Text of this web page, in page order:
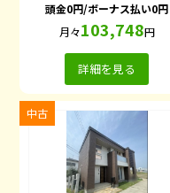
頭金0円/ボーナス払い0円
月々103,748円
詳細を見る
中古